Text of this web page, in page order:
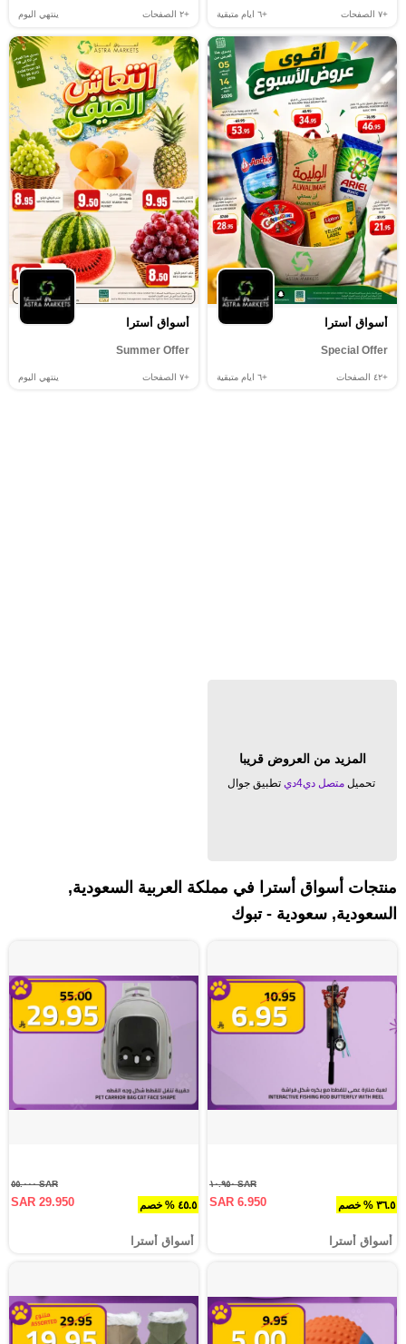
+٧ الصفحات +٦ ايام متبقية +٢ الصفحات ينتهي اليوم
أسواق أسترا
Special Offer
+٤٢ الصفحات +٦ ايام متبقية
أسواق أسترا
Summer Offer
+٧ الصفحات ينتهي اليوم
المزيد من العروض قريبا
تحميل متصل دي4دي تطبيق جوال
منتجات أسواق أسترا في مملكة العربية السعودية,
السعودية, سعودية - تبوك
٣٦.٥ % خصم
SAR ١٠.٩٥٠
SAR 6.950
أسواق أسترا
٤٥.٥ % خصم
SAR ٥٥.٠٠٠
SAR 29.950
أسواق أسترا